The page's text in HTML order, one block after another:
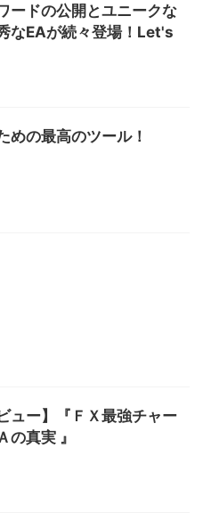
ードの公開とユニークな
なEAが続々登場！Let's
めの最高のツール！
ュー】『ＦＸ最強チャー
真実 』